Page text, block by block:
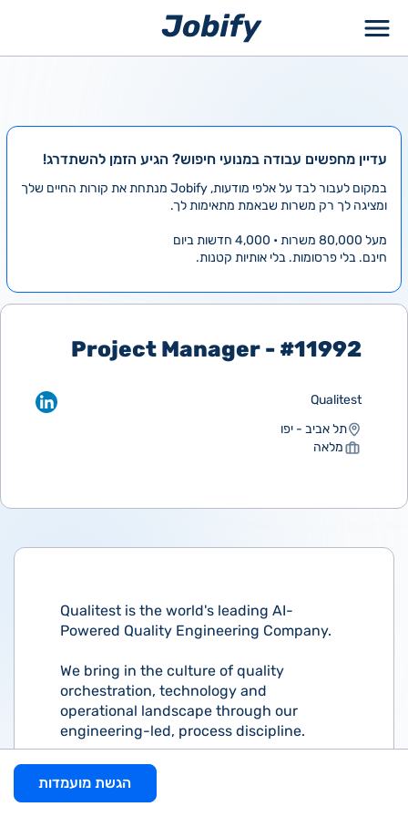
עדיין מחפשים עבודה במנועי חיפוש? הגיע הזמן להשתדרג!
במקום לעבור לבד על אלפי מודעות, Jobify מנתחת את קורות החיים שלך
ומציגה לך רק משרות שבאמת מתאימות לך.
מעל 80,000 משרות • 4,000 חדשות ביום
חינם. בלי פרסומות. בלי אותיות קטנות.
#11992 - Project Manager
Qualitest
תל אביב - יפו
מלאה
Qualitest is the world's leading AI-
Powered Quality Engineering Company.
We bring in the culture of quality
orchestration, technology and
operational landscape through our
engineering-led, process discipline.
We provide innovative and scalable
business quality engineering solutions
הגשת מועמדות